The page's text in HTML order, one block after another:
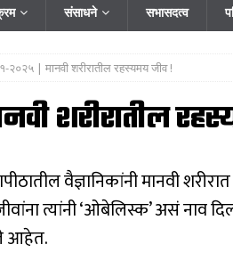
संसाधने सभासदत्व
२०२५ | मानवी शरीरातील रहस्यमय जीव !
शरीरातील
वैज्ञानिकांनी मानवी
त्यांनी ‘ओबेलिस्क’ असं नाव
आहेत.